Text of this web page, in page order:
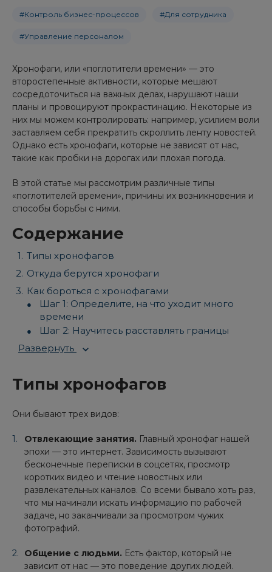
#Контроль бизнес-процессов #Для сотрудника
#Управление персоналом
Хронофаги, или «поглотители времени» — это
второстепенные активности, которые мешают
сосредоточиться на важных делах, нарушают наши
планы и провоцируют прокрастинацию. Некоторые из
них мы можем контролировать: например, усилием воли
заставляем себя прекратить скроллить ленту новостей.
Однако есть хронофаги, которые не зависят от нас,
такие как пробки на дорогах или плохая погода.
В этой статье мы рассмотрим различные типы
«поглотителей времени», причины их возникновения и
способы борьбы с ними.
Содержание
Типы хронофагов
Откуда берутся хронофаги
Как бороться с хронофагами
Шаг 1: Определите, на что уходит много
времени
Шаг 2: Научитесь расставлять границы
Развернуть
Типы хронофагов
Они бывают трех видов:
Отвлекающие занятия. Главный хронофаг нашей
эпохи — это интернет. Зависимость вызывают
бесконечные переписки в соцсетях, просмотр
коротких видео и чтение новостных или
развлекательных каналов. Со всеми бывало хоть раз,
что мы начинали искать информацию по рабочей
задаче, но заканчивали за просмотром чужих
фотографий.
Общение с людьми. Есть фактор, который не
зависит от нас — это поведение других людей.